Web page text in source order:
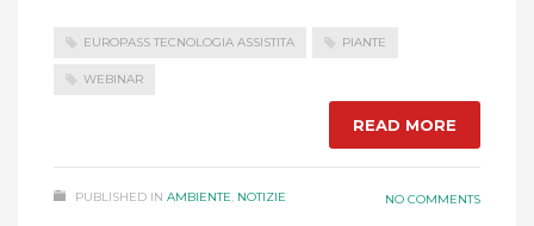
EUROPASS TECNOLOGIA ASSISTITA PIANTE
WEBINAR
READ MORE
PUBLISHED IN AMBIENTE, NOTIZIE NO COMMENTS